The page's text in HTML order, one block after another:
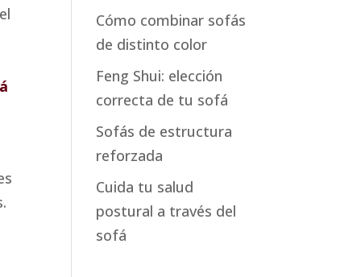
Cómo combinar sofás
de distinto color
Feng Shui: elección
correcta de tu sofá
Sofás de estructura
reforzada
Cuida tu salud
postural a través del
sofá